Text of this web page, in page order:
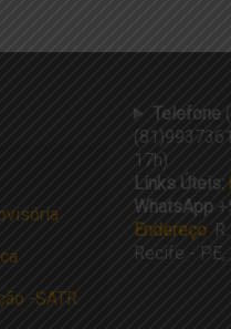
-SATR
Telefone
17h)
Links Úteis:
WhatsApp
Endereço:
Recife -